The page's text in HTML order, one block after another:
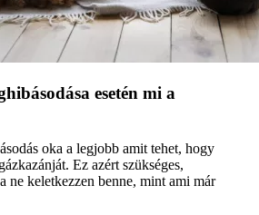
esetén mi a
oka a legjobb amit tehet, hogy
Ez azért szükséges,
ne keletkezzen benne, mint ami már